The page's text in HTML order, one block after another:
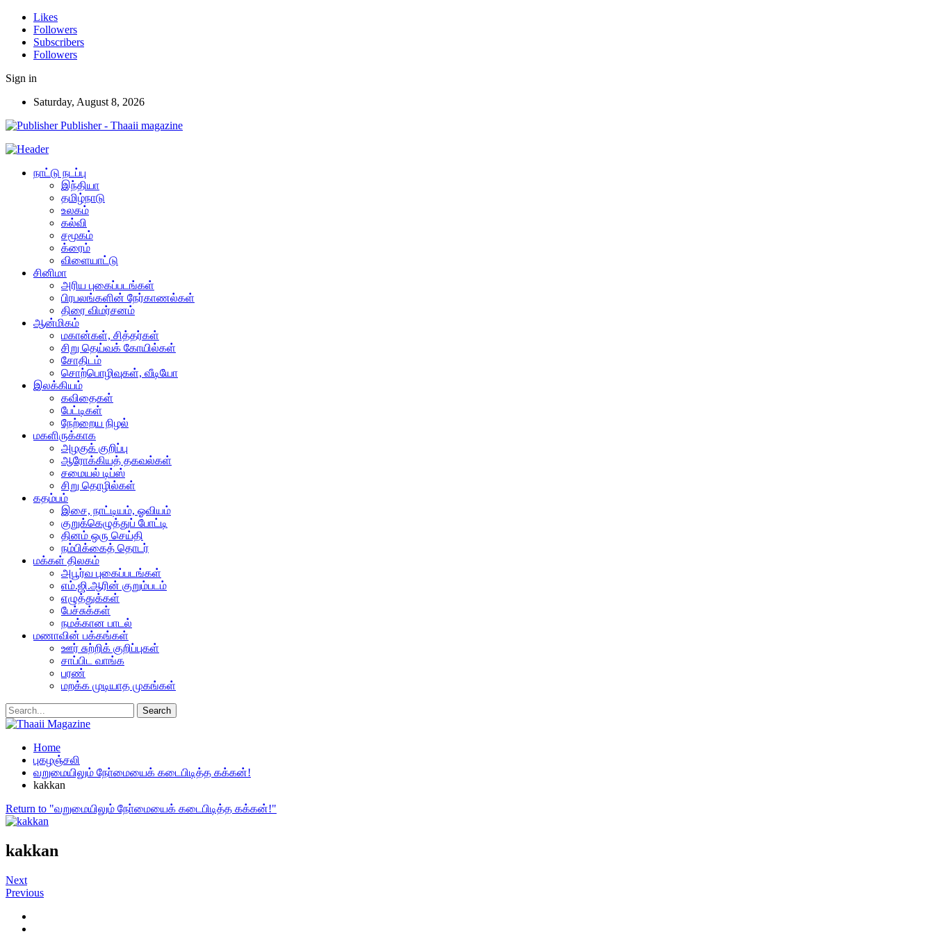
Likes
Followers
Subscribers
Followers
Sign in
Saturday, August 8, 2026
Publisher - Thaaii magazine
நாட்டு நடப்பு
இந்தியா
தமிழ்நாடு
உலகம்
கல்வி
சமூகம்
க்ரைம்
விளையாட்டு
சினிமா
அரிய புகைப்படங்கள்
பிரபலங்களின் நேர்காணல்கள்
திரை விமர்சனம்
ஆன்மிகம்
மகான்கள், சித்தர்கள்
சிறு தெய்வக் கோயில்கள்
சோதிடம்
சொற்பொழிவுகள், வீடியோ
இலக்கியம்
கவிதைகள்
பேட்டிகள்
நேற்றைய நிழல்
மகளிருக்காக
அழகுக் குறிப்பு
ஆரோக்கியத் தகவல்கள்
சமையல் டிப்ஸ்
சிறு தொழில்கள்
கதம்பம்
இசை, நாட்டியம், ஓவியம்
குறுக்கெழுத்துப் போட்டி
தினம் ஒரு செய்தி
நம்பிக்கைத் தொடர்
மக்கள் திலகம்
அபூர்வ புகைப்படங்கள்
எம்.ஜி.ஆரின் குறும்படம்
எழுத்துக்கள்
பேச்சுக்கள்
நமக்கான பாடல்
மணாவின் பக்கங்கள்
ஊர் சுற்றிக் குறிப்புகள்
சாப்பிட வாங்க
பரண்
மறக்க முடியாத முகங்கள்
Home
புகழஞ்சலி
வறுமையிலும் நோ்மையைக் கடைபிடித்த கக்கன்!
kakkan
Return to "வறுமையிலும் நோ்மையைக் கடைபிடித்த கக்கன்!"
kakkan
Next
Previous